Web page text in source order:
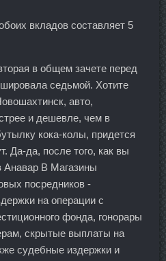
вкладов составляет 5
в общем зачете перед
седьмой. Хотите
авто,
и дешевле, чем в
кока-колы, придется
Да-да, после того, как вы
Анавар В Магазины
посредников -
на операции с
фонда, гонорары
скрытые выплаты на
судебные издержки и